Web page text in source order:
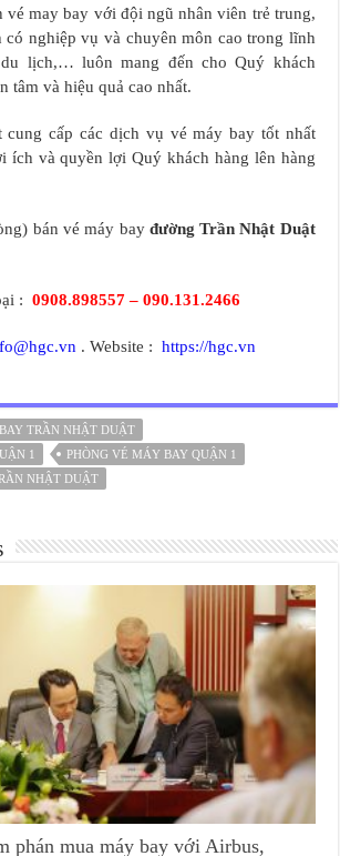
vé may bay với đội ngũ nhân viên trẻ trung,
có nghiệp vụ và chuyên môn cao trong lĩnh
lịch,… luôn mang đến cho Quý khách
tâm và hiệu quả cao nhất.
cung cấp các dịch vụ vé máy bay tốt nhất
ích và quyền lợi Quý khách hàng lên hàng
bán vé máy bay đường Trần Nhật Duật
:0908.898557 – 090.131.2466
. Website : https://hgc.vn
TRẦN NHẬT DUẬT
1
PHÒNG VÉ MÁY BAY QUẬN 1
NHẬT DUẬT
phán mua máy bay với Airbus,